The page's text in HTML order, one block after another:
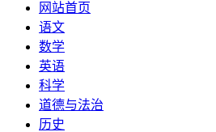
网站首页
语文
数学
英语
科学
道德与法治
历史